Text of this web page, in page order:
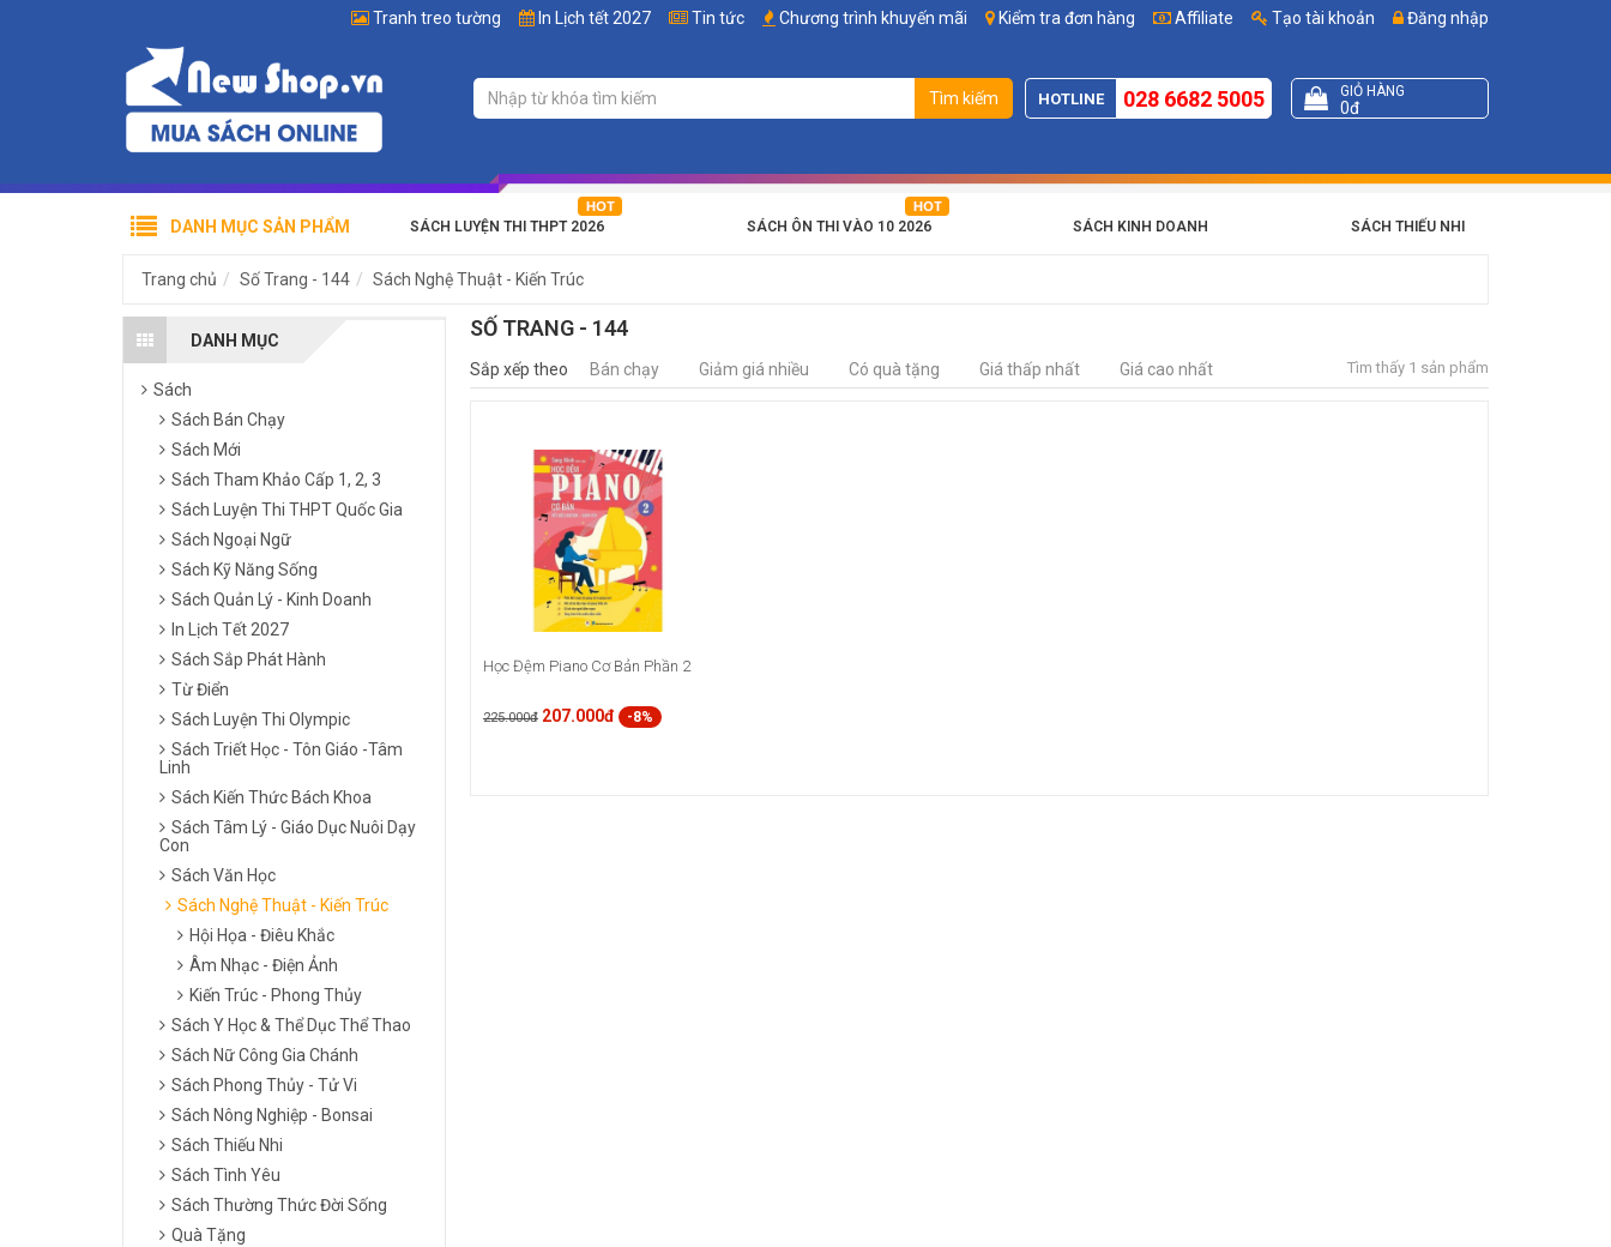
Affiliate Tạo tài khoản Đăng nhập
Tranh treo tường In Lịch tết 2027 Tin tức Chương trình khuyến mãi Kiểm tra đơn hàng
Tìm kiếm HOTLINE 028 6682 5005 GIỎ HÀNG
0đ
SÁCH LUYỆN THI THPT 2026 SÁCH ÔN THI VÀO 10 2026 SÁCH KINH DOANH SÁCH THIẾU NHI
DANH MỤC SẢN PHẨM
Trang chủ Số Trang - 144 Sách Nghệ Thuật - Kiến Trúc
DANH MỤC
Sách
Sách Bán Chạy
Sách Mới
Sách Tham Khảo Cấp 1, 2, 3
Sách Luyện Thi THPT Quốc Gia
Sách Ngoại Ngữ
Sách Kỹ Năng Sống
Sách Quản Lý - Kinh Doanh
In Lịch Tết 2027
Sách Sắp Phát Hành
Từ Điển
Sách Luyện Thi Olympic
Sách Triết Học - Tôn Giáo -Tâm
Linh
Sách Kiến Thức Bách Khoa
Sách Tâm Lý - Giáo Dục Nuôi Dạy
Con
Sách Văn Học
Sách Nghệ Thuật - Kiến Trúc
Hội Họa - Điêu Khắc
Âm Nhạc - Điện Ảnh
Kiến Trúc - Phong Thủy
Sách Y Học & Thể Dục Thể Thao
Sách Nữ Công Gia Chánh
Sách Phong Thủy - Tử Vi
Sách Nông Nghiệp - Bonsai
Sách Thiếu Nhi
Sách Tình Yêu
Sách Thường Thức Đời Sống
Quà Tặng
SỐ TRANG - 144
Sắp xếp theo Bán chạy Giảm giá nhiều Có quà tặng Giá thấp nhất Giá cao nhất Tìm thấy 1 sản phẩm
Học Đệm Piano Cơ Bản Phần 2
225.000đ 207.000đ -8%